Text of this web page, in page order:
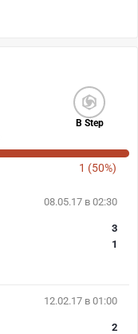
B Step
1 (50%)
08.05.17 в 02:30
3
1
12.02.17 в 01:00
2